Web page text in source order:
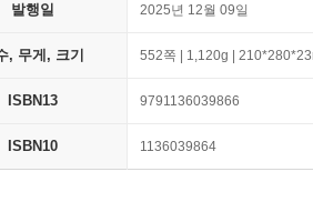
발행일 2025년 12월 09일
, 무게, 크기 552쪽 | 1,120g |
ISBN13 9791136039866
ISBN10 1136039864